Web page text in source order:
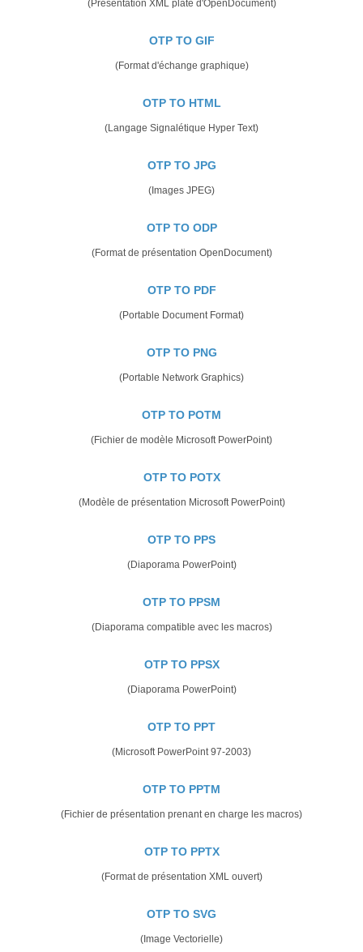
(Présentation XML plate d'OpenDocument)
OTP TO GIF
(Format d'échange graphique)
OTP TO HTML
(Langage Signalétique Hyper Text)
OTP TO JPG
(Images JPEG)
OTP TO ODP
(Format de présentation OpenDocument)
OTP TO PDF
(Portable Document Format)
OTP TO PNG
(Portable Network Graphics)
OTP TO POTM
(Fichier de modèle Microsoft PowerPoint)
OTP TO POTX
(Modèle de présentation Microsoft PowerPoint)
OTP TO PPS
(Diaporama PowerPoint)
OTP TO PPSM
(Diaporama compatible avec les macros)
OTP TO PPSX
(Diaporama PowerPoint)
OTP TO PPT
(Microsoft PowerPoint 97-2003)
OTP TO PPTM
(Fichier de présentation prenant en charge les macros)
OTP TO PPTX
(Format de présentation XML ouvert)
OTP TO SVG
(Image Vectorielle)